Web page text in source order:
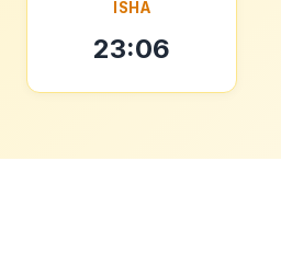
ISHA
23:06